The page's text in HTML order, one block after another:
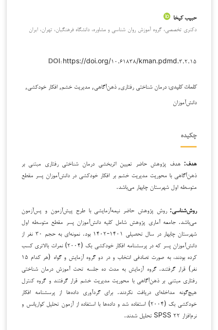
حبیب کیخا
دکتری تخصصی، گروه آموزش روان شناسی و مشاوره، دانشگاه فرهنگیان، تهران، ایران
DOI: https://doi.org/۱۰.۶۱۸۳۸/kman.pdmd.۳.۲.۱۵
کلمات کلیدی:درمان شناختی رفتاری, ذهن‌آگاهی, مدیریت خشم, افکار خودکشی,
دانش‌آموزان
چکیده
هدف: هدف پژوهش حاضر تعیین اثربخشی درمان شناختی رفتاری مبتنی بر
ذهن‌آگاهی با محوریت مدیریت خشم بر افکار خودکشی در دانش‌آموزان پسر مقطع
متوسطه اول شهرستان چابهار می‌باشد.
روش‌شناسی: روش پژوهش حاضر نیمه‌آزمایشی با طرح پیش‌آزمون و پس‌آزمون
می‌باشد. جامعه آماری پژوهش شامل کلیه دانش‌آموزان پسر مقطع متوسطه اول
شهرستان چابهار در سال تحصیلی ۱۴۰۱-۱۴۰۲ بود. نمونه‌ای به حجم ۳۰ نفر از
دانش‌آموزان پسر که در پرسشنامه افکار خودکشی بک (۲۰۰۴) نمرات بالاتری کسب
کرده بودند، به صورت تصادفی انتخاب و در دو گروه آزمایش و گواه (هر کدام ۱۵
نفر) قرار گرفتند. گروه آزمایش به مدت ده جلسه تحت آموزش درمان شناختی
رفتاری مبتنی بر ذهن‌آگاهی با محوریت مدیریت خشم قرار گرفتند و گروه کنترل
هیچ‌گونه مداخله‌ای دریافت نکردند. برای گردآوری داده‌ها از پرسشنامه افکار
خودکشی بک (۲۰۰۴) استفاده شد و داده‌ها با استفاده از آزمون تحلیل کواریانس و
نرم‌افزار SPSS ۲۲ تحلیل شدند.